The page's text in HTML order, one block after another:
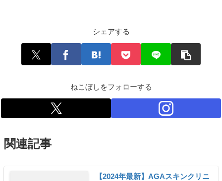
シェアする
ねこぼしをフォローする
関連記事
【2024年最新】AGAスキンクリニ